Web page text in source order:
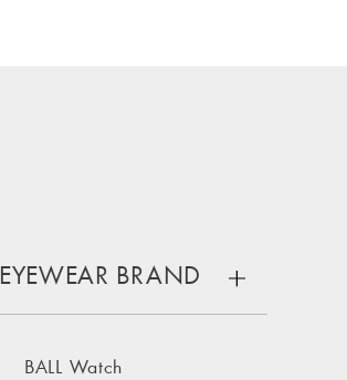
BALL Watch
EYEWEAR BRAND